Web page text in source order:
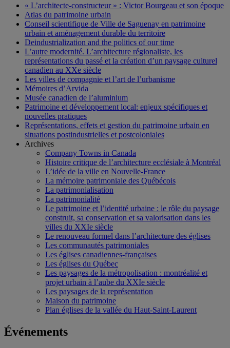
« L’architecte-constructeur » : Victor Bourgeau et son époque
Atlas du patrimoine urbain
Conseil scientifique de Ville de Saguenay en patrimoine
urbain et aménagement durable du territoire
Deindustrialization and the politics of our time
L’autre modernité. L’architecture régionaliste, les
représentations du passé et la création d’un paysage culturel
canadien au XXe siècle
Les villes de compagnie et l’art de l’urbanisme
Mémoires d’Arvida
Musée canadien de l’aluminium
Patrimoine et développement local: enjeux spécifiques et
nouvelles pratiques
Représentations, effets et gestion du patrimoine urbain en
situations postindustrielles et postcoloniales
Archives
Company Towns in Canada
Histoire critique de l’architecture ecclésiale à Montréal
L’idée de la ville en Nouvelle-France
La mémoire patrimoniale des Québécois
La patrimonialisation
La patrimonialité
Le patrimoine et l’identité urbaine : le rôle du paysage
construit, sa conservation et sa valorisation dans les
villes du XXIe siècle
Le renouveau formel dans l’architecture des églises
Les communautés patrimoniales
Les églises canadiennes-françaises
Les églises du Québec
Les paysages de la métropolisation : montréalité et
projet urbain à l’aube du XXIe siècle
Les paysages de la représentation
Maison du patrimoine
Plan églises de la vallée du Haut-Saint-Laurent
Événements